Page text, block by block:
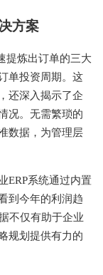
方案
提炼出订单的三大
单投资周期。这
还深入揭示了企
况。无需繁琐的
数据，为管理层
ERP系统通过内置
到今年的利润趋
不仅有助于企业
规划提供有力的